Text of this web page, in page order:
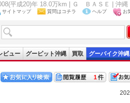
成20)年 18.0万km | Ｇ ＢＡＳＥ | 沖縄
サイトマップ 質問はコチラ ヘルプ お
ビュー グーピット沖縄 買取 グーバイク沖縄
1